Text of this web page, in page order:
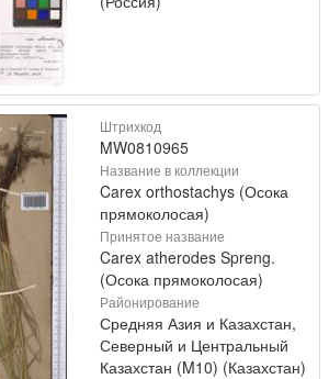
Штрихкод
MW0810965
Название в коллекции
Carex orthostachys (Осока
прямоколосая)
Принятое название
Carex atherodes Spreng.
(Осока прямоколосая)
Районирование
Средняя Азия и Казахстан,
Северный и Центральный
Казахстан (M10) (Казахстан)